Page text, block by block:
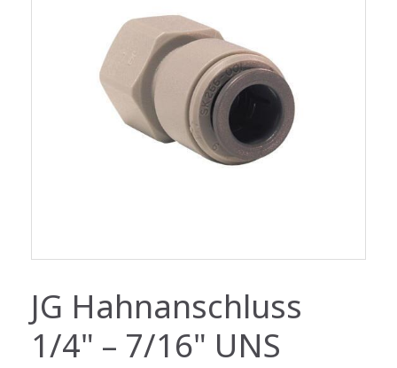
JG Hahnanschluss
1/4" – 7/16" UNS